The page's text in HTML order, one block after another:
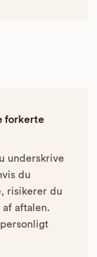
forkerte
underskrive
du
risikerer du
af aftalen.